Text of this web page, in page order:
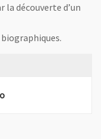
découverte d’un
format Pdf
, Ouvre une nouvelle